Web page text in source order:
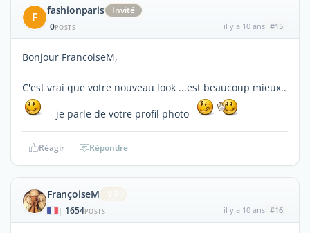
F fashionparis
Invité
0POSTS il y a 10 ans #15
Bonjour FrancoiseM,
C'est vrai que votre nouveau look ...est beaucoup mieux..
- je parle de votre profil photo
Réagir Répondre
FrançoiseM
| 1654POSTS il y a 10 ans #16